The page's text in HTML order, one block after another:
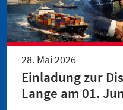
28. Mai 2026
Einladung zur
Lange am 01.